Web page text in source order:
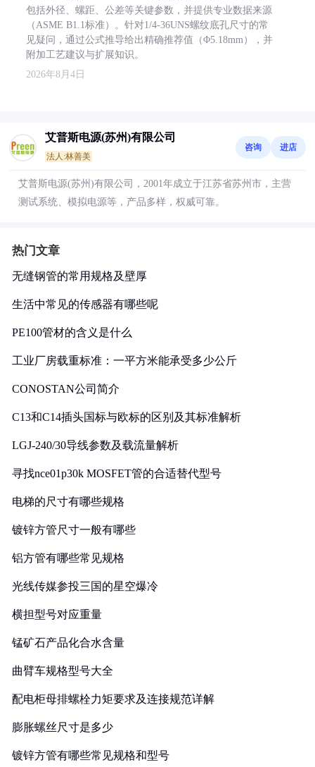
包括外径、螺距、公差等关键参数，并提供专业数据来源
（ASME B1.1标准）。针对1/4-36UNS螺纹底孔尺寸的常
见疑问，通过公式推导给出精确推荐值（Φ5.18mm），并
附加工艺建议与扩展知识。
2026年8月4日
艾普斯电源(苏州)有限公司
法人:林善美
咨询 进店
艾普斯电源(苏州)有限公司，2001年成立于江苏省苏州市，主营
测试系统、模拟电源等，产品多样，权威可靠。
热门文章
无缝钢管的常用规格及壁厚
生活中常见的传感器有哪些呢
PE100管材的含义是什么
工业厂房载重标准：一平方米能承受多少公斤
CONOSTAN公司简介
C13和C14插头国标与欧标的区别及其标准解析
LGJ-240/30导线参数及载流量解析
寻找nce01p30k MOSFET管的合适替代型号
电梯的尺寸有哪些规格
镀锌方管尺寸一般有哪些
铝方管有哪些常见规格
光线传媒参投三国的星空爆冷
横担型号对应重量
锰矿石产品化合水含量
曲臂车规格型号大全
配电柜母排螺栓力矩要求及连接规范详解
膨胀螺丝尺寸是多少
镀锌方管有哪些常见规格和型号